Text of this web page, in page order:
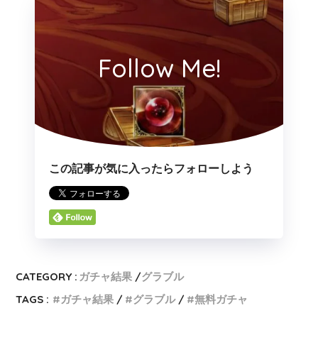
Follow Me!
この記事が気に入ったらフォローしよう
CATEGORY : ガチャ結果
グラブル
TAGS :
ガチャ結果 グラブル 無料ガチャ